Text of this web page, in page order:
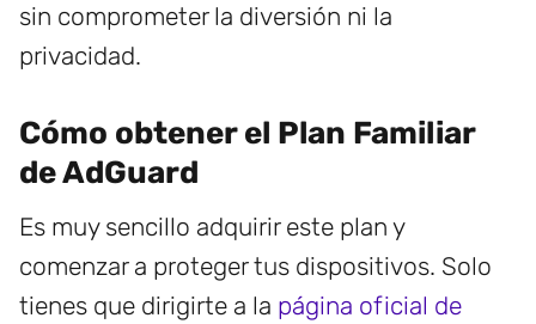
sin comprometer la diversión ni la
privacidad.
Cómo obtener el Plan Familiar
de AdGuard
Es muy sencillo adquirir este plan y
comenzar a proteger tus dispositivos. Solo
tienes que dirigirte a la página oficial de